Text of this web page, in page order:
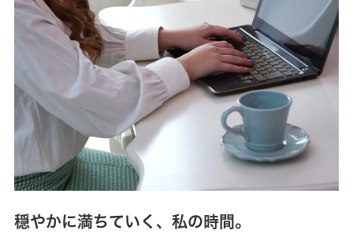
穏やかに満ちていく、私の時間。